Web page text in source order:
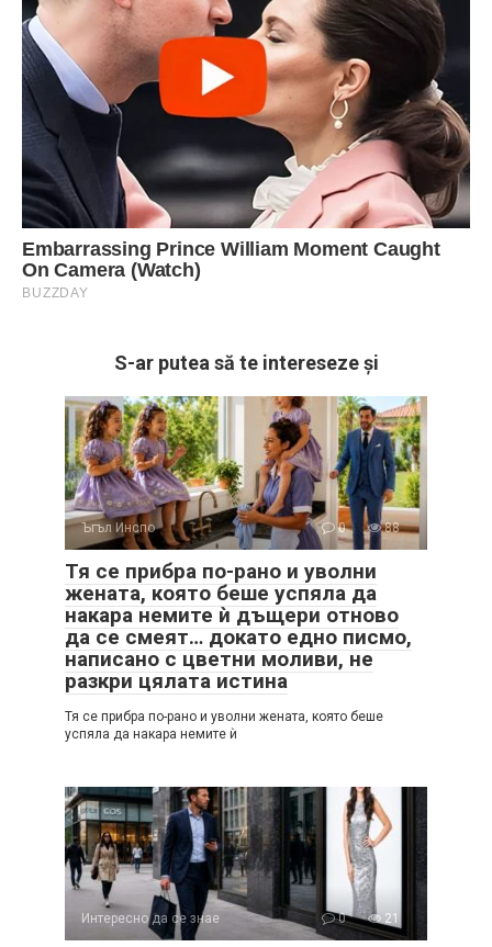
S-ar putea să te intereseze și
Ъгъл Инспо 0 88
Тя се прибра по-рано и уволни
жената, която беше успяла да
накара немите ѝ дъщери отново
да се смеят… докато едно писмо,
написано с цветни моливи, не
разкри цялата истина
Тя се прибра по-рано и уволни жената, която беше
успяла да накара немите ѝ
Интересно да се знае 0 21